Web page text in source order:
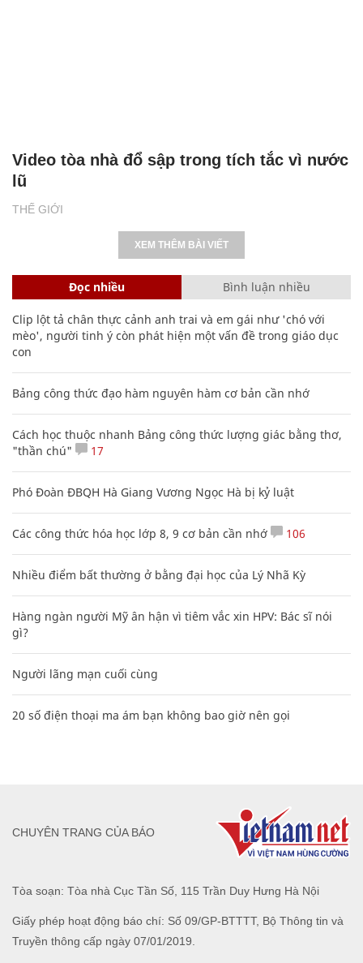
THẾ GIỚI
Video tòa nhà đổ sập trong tích tắc vì nước
lũ
XEM THÊM BÀI VIẾT
Đọc nhiều Bình luận nhiều
Clip lột tả chân thực cảnh anh trai và em gái như 'chó với
mèo', người tinh ý còn phát hiện một vấn đề trong giáo dục
con
Bảng công thức đạo hàm nguyên hàm cơ bản cần nhớ
Cách học thuộc nhanh Bảng công thức lượng giác bằng thơ,
"thần chú"
17
Phó Đoàn ĐBQH Hà Giang Vương Ngọc Hà bị kỷ luật
Các công thức hóa học lớp 8, 9 cơ bản cần nhớ 106
Nhiều điểm bất thường ở bằng đại học của Lý Nhã Kỳ
Hàng ngàn người Mỹ ân hận vì tiêm vắc xin HPV: Bác sĩ nói
gì?
Người lãng mạn cuối cùng
20 số điện thoại ma ám bạn không bao giờ nên gọi
Tòa soạn: Tòa nhà Cục Tần Số, 115 Trần Duy Hưng Hà Nội
Giấy phép hoạt động báo chí: Số 09/GP-BTTTT, Bộ Thông tin và
Truyền thông cấp ngày 07/01/2019.
CHUYÊN TRANG CỦA BÁO